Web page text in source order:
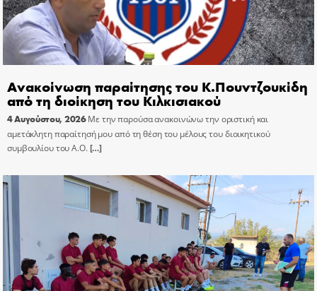
Ανακοίνωση παραίτησης του Κ.Πουντζουκίδη
από τη διοίκηση του Κιλκισιακού
4 Αυγούστου, 2026 Με την παρούσα ανακοινώνω την οριστική και
αμετάκλητη παραίτησή μου από τη θέση του μέλους του διοικητικού
συμβουλίου του Α.Ο.[…]